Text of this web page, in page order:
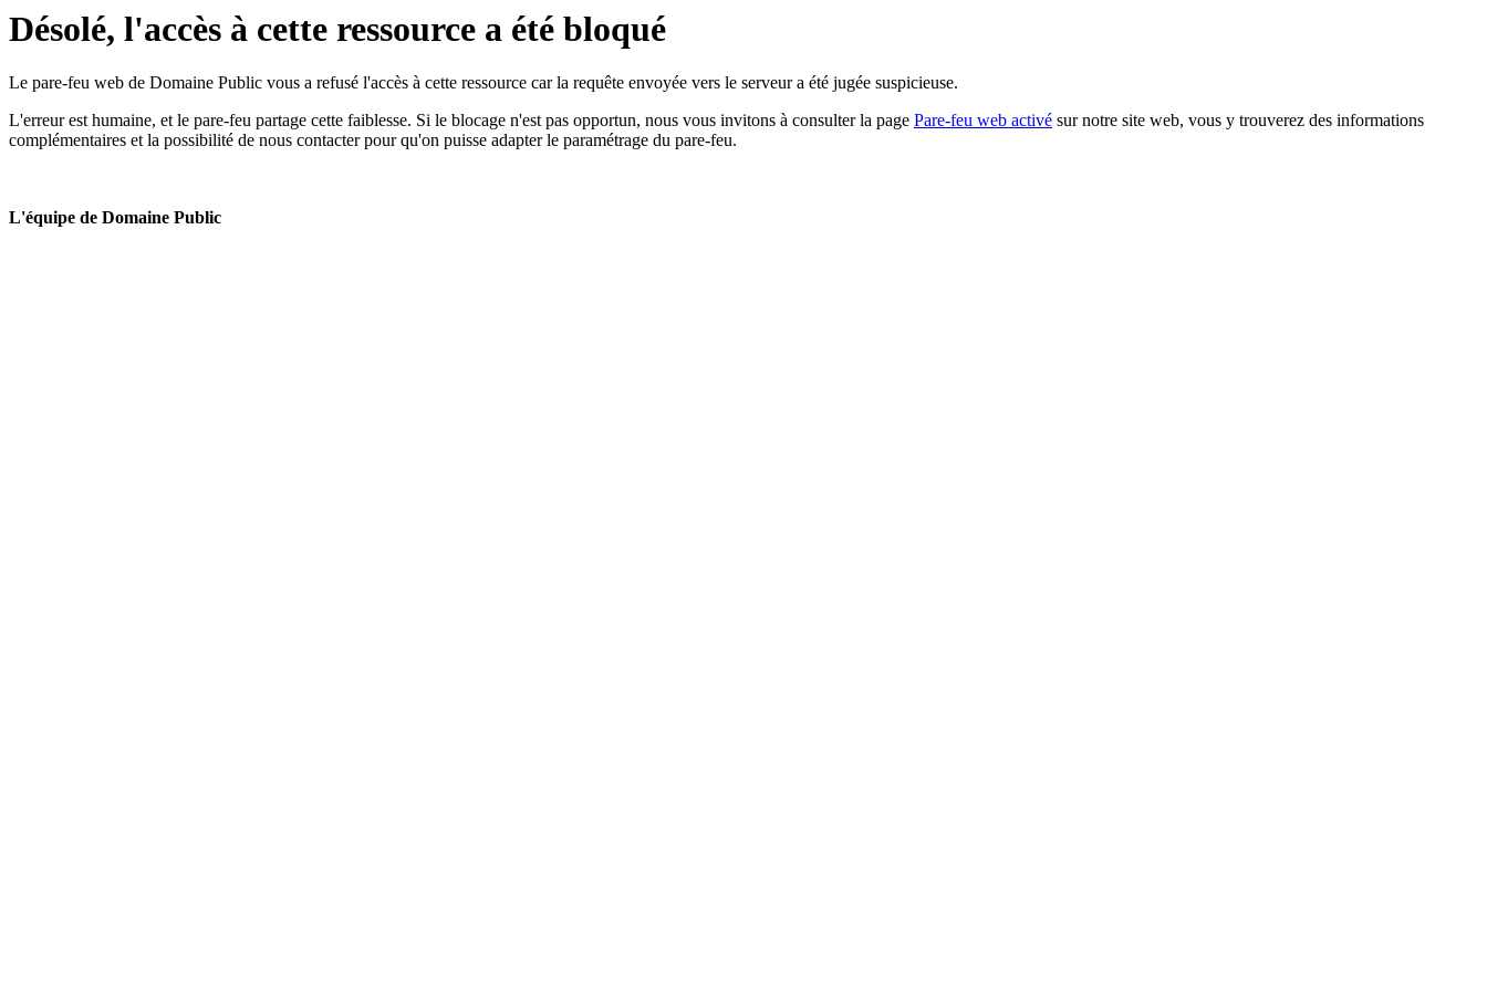
Désolé, l'accès à cette ressource a été bloqué
Le pare-feu web de Domaine Public vous a refusé l'accès à cette ressource car la requête envoyée vers le serveur a été jugée suspicieuse.
L'erreur est humaine, et le pare-feu partage cette faiblesse. Si le blocage n'est pas opportun, nous vous invitons à consulter la page Pare-feu web activé sur notre site web, vous y trouverez des informations
complémentaires et la possibilité de nous contacter pour qu'on puisse adapter le paramétrage du pare-feu.
L'équipe de Domaine Public